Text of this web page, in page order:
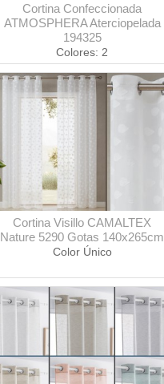
Cortina Confeccionada
ATMOSPHERA Aterciopelada
194325
Colores: 2
Cortina Visillo CAMALTEX
Nature 5290 Gotas 140x265cm
Color Único